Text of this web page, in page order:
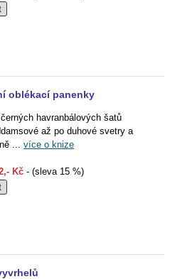
oblékací panenky
havranbálových šatů
až po duhové svetry a
... více o knize
Kč - (sleva 15 %)